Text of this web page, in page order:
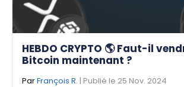
HEBDO CRYPTO 🌎 Faut-il
Bitcoin maintenant ?
ParFrançois R. | Publié le 25 Nov. 2024